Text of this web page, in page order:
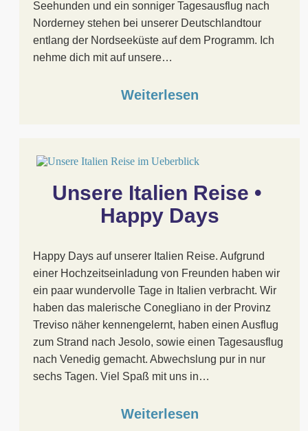
Seehunden und ein sonniger Tagesausflug nach
Norderney stehen bei unserer Deutschlandtour
entlang der Nordseeküste auf dem Programm. Ich
nehme dich mit auf unsere…
Weiterlesen
Unsere Italien Reise •
Happy Days
Happy Days auf unserer Italien Reise. Aufgrund
einer Hochzeitseinladung von Freunden haben wir
ein paar wundervolle Tage in Italien verbracht. Wir
haben das malerische Conegliano in der Provinz
Treviso näher kennengelernt, haben einen Ausflug
zum Strand nach Jesolo, sowie einen Tagesausflug
nach Venedig gemacht. Abwechslung pur in nur
sechs Tagen. Viel Spaß mit uns in…
Weiterlesen